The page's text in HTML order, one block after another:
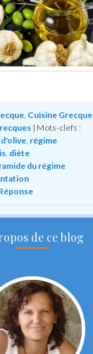
, Cuisine Grecque
| Mots-clefs :
, régime
, diète
du régime
de ce blog